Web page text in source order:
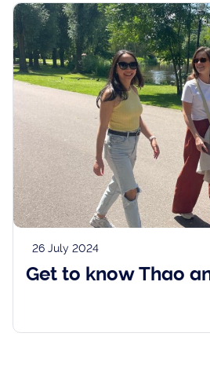
26 July 2024
Get to know Thao